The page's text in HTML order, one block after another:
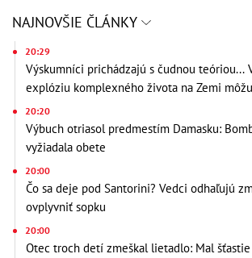
NAJNOVŠIE ČLÁNKY
20:29
Výskumníci prichádzajú s čudnou teóriou...
explóziu komplexného života na Zemi
20:20
Výbuch otriasol predmestím Damasku:
vyžiadala obete
20:00
Čo sa deje pod Santorini? Vedci odhaľujú
ovplyvniť sopku
20:00
Otec troch detí zmeškal lietadlo: Mal